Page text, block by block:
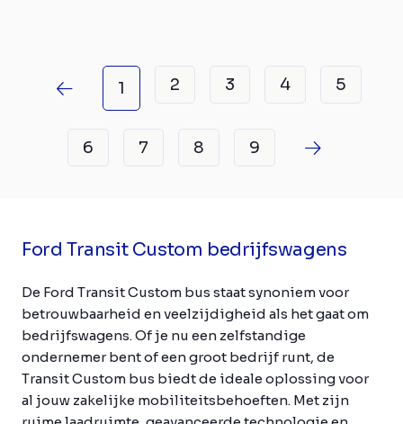
1 2 3 4 5
6 7 8 9
Ford Transit Custom bedrijfswagens
De Ford Transit Custom bus staat synoniem voor
betrouwbaarheid en veelzijdigheid als het gaat om
bedrijfswagens. Of je nu een zelfstandige
ondernemer bent of een groot bedrijf runt, de
Transit Custom bus biedt de ideale oplossing voor
al jouw zakelijke mobiliteitsbehoeften. Met zijn